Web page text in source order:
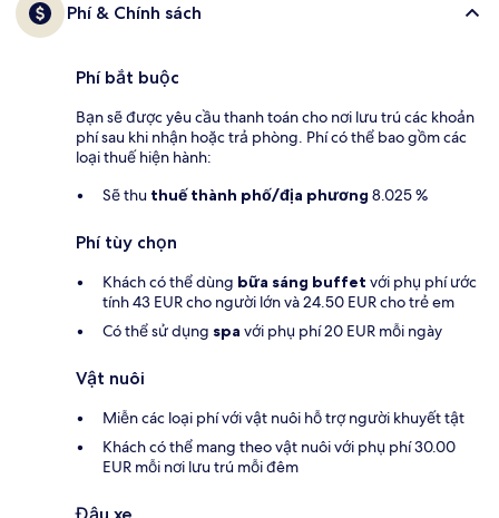
Phí & Chính sách
Phí bắt buộc
Bạn sẽ được yêu cầu thanh toán cho nơi lưu trú các khoản
phí sau khi nhận hoặc trả phòng. Phí có thể bao gồm các
loại thuế hiện hành:
Sẽ thu thuế thành phố/địa phương 8.025 %
Phí tùy chọn
Khách có thể dùng bữa sáng buffet với phụ phí ước
tính 43 EUR cho người lớn và 24.50 EUR cho trẻ em
Có thể sử dụng spa với phụ phí 20 EUR mỗi ngày
Vật nuôi
Miễn các loại phí với vật nuôi hỗ trợ người khuyết tật
Khách có thể mang theo vật nuôi với phụ phí 30.00
EUR mỗi nơi lưu trú mỗi đêm